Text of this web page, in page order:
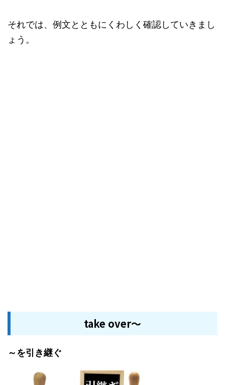
それでは、例文とともにくわしく確認していきまし
ょう。
take over～
～を引き継ぐ